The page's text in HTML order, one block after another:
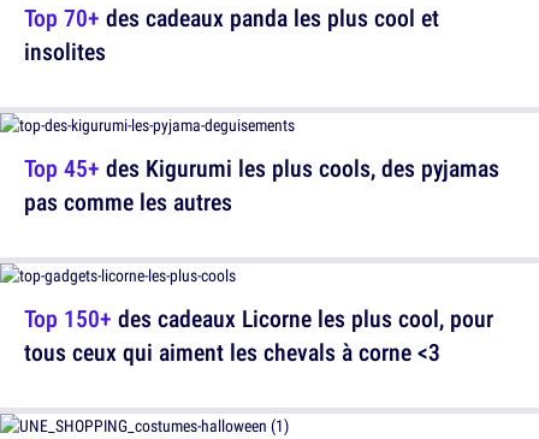
Top 70+ des cadeaux panda les plus cool et
insolites
Top 150+ des cadeaux Licorne les plus cool, pour
tous ceux qui aiment les chevals à corne <3
Top 45+ des Kigurumi les plus cools, des pyjamas
pas comme les autres